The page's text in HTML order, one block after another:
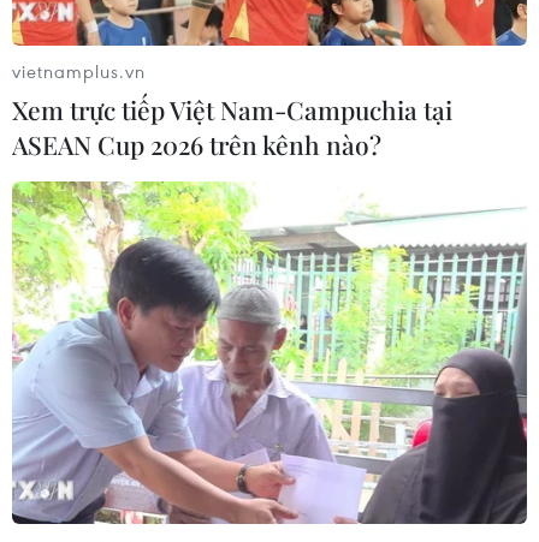
người.
Phát hiện miệng núi lửa phủ đầy
băng vĩnh cửu trên Sao Hỏa
vietnamplus.vn
Xem trực tiếp Việt Nam-Campuchia tại
ASEAN Cup 2026 trên kênh nào?